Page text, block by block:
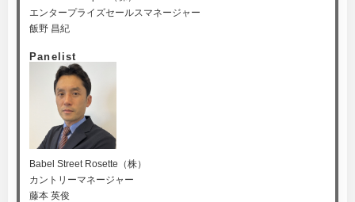
エンタープライズセールスマネージャー
飯野 昌紀
Panelist
Babel Street Rosette（株）
カントリーマネージャー
藤本 英俊